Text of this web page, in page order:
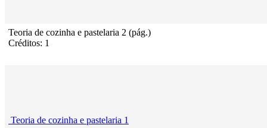
Teoria de cozinha e pastelaria 2 (pág.)
Créditos: 1
Teoria de cozinha e pastelaria 1